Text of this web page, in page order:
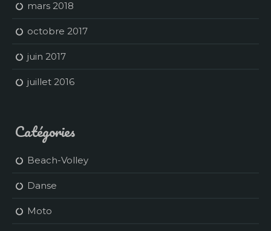
mars 2018
octobre 2017
juin 2017
juillet 2016
Catégories
Beach-Volley
Danse
Moto